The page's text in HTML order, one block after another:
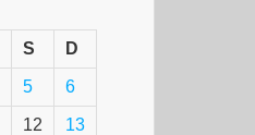
S D
5 6
12 13